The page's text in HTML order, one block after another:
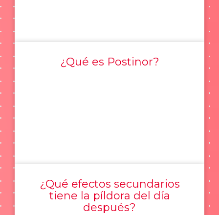
¿Qué es Postinor?
¿Qué efectos secundarios
tiene la píldora del día
después?